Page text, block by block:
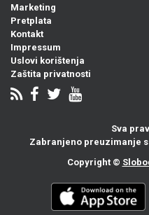
Marketing
Pretplata
Kontakt
Impressum
Uslovi korištenja
Zaštita privatnosti
Sva
Zabranjeno preuzimanje
Copyright ©